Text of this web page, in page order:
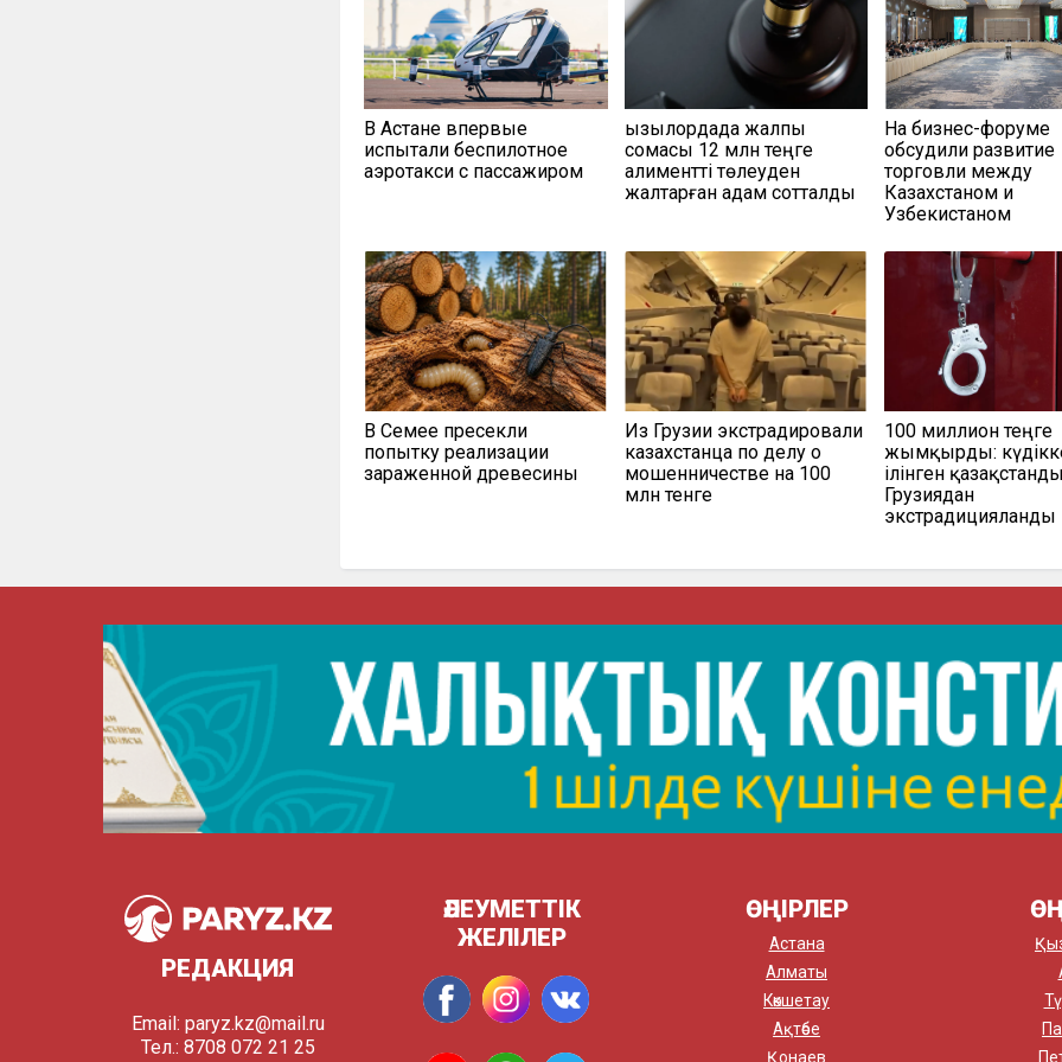
В Астане впервые
испытали беспилотное
аэротакси с пассажиром
Қызылордада жалпы
сомасы 12 млн теңге
алиментті төлеуден
жалтарған адам сотталды
На бизнес-форуме
обсудили развитие
торговли между
Казахстаном и
Узбекистаном
В Семее пресекли
попытку реализации
зараженной древесины
Из Грузии экстрадировали
казахстанца по делу о
мошенничестве на 100
млн тенге
100 миллион теңге
жымқырды:
ілінген
Грузиядан
экстрадицияланды
РЕДАКЦИЯ
Email: paryz.kz@mail.ru
Тел.: 8708 072 21 25
ӘЛЕУМЕТТІК
ЖЕЛІЛЕР
ӨҢІРЛЕР
Астана
Алматы
Көкшетау
Ақтөбе
Қонаев